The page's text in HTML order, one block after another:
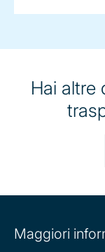
Hai altre
information
Maggiori